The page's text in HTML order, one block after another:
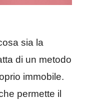
sia la
di un metodo
immobile.
permette il